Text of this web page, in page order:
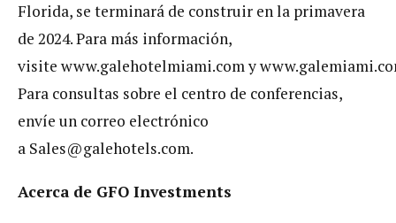
Florida, se terminará de construir en la primavera
de 2024. Para más información,
visite www.galehotelmiami.com y
Para consultas sobre el centro de conferencias,
envíe un correo electrónico
a Sales@galehotels.com.
Acerca de GFO Investments